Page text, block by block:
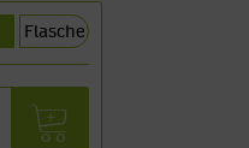
Flasche